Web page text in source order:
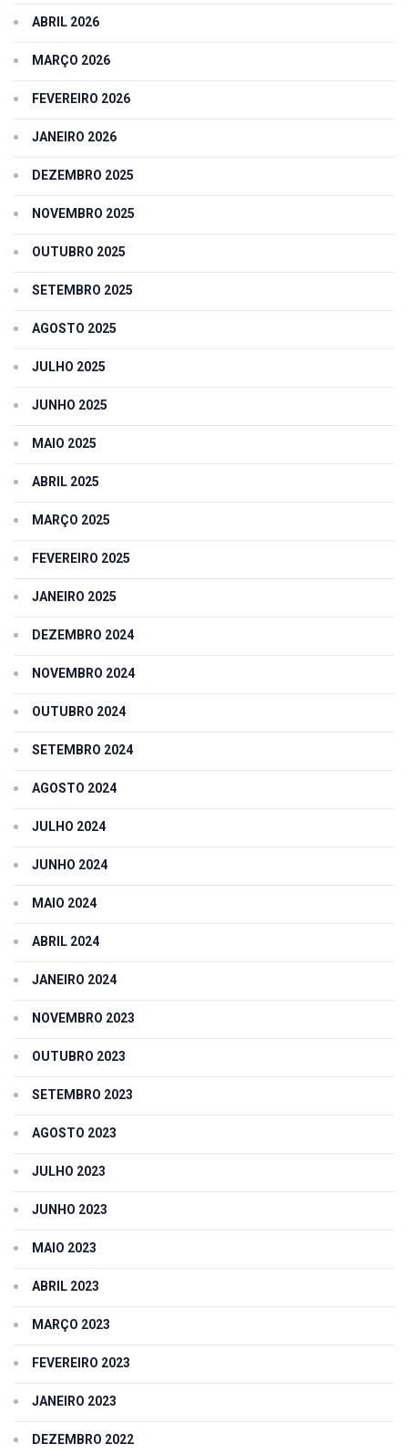
ABRIL 2026
MARÇO 2026
FEVEREIRO 2026
JANEIRO 2026
DEZEMBRO 2025
NOVEMBRO 2025
OUTUBRO 2025
SETEMBRO 2025
AGOSTO 2025
JULHO 2025
JUNHO 2025
MAIO 2025
ABRIL 2025
MARÇO 2025
FEVEREIRO 2025
JANEIRO 2025
DEZEMBRO 2024
NOVEMBRO 2024
OUTUBRO 2024
SETEMBRO 2024
AGOSTO 2024
JULHO 2024
JUNHO 2024
MAIO 2024
ABRIL 2024
JANEIRO 2024
NOVEMBRO 2023
OUTUBRO 2023
SETEMBRO 2023
AGOSTO 2023
JULHO 2023
JUNHO 2023
MAIO 2023
ABRIL 2023
MARÇO 2023
FEVEREIRO 2023
JANEIRO 2023
DEZEMBRO 2022